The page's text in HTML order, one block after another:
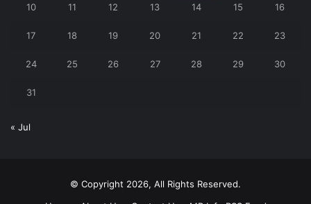
10 11 12 13 14 15 16
17 18 19 20 21 22 23
24 25 26 27 28 29 30
31
« Jul
© Copyright 2026, All Rights Reserved.